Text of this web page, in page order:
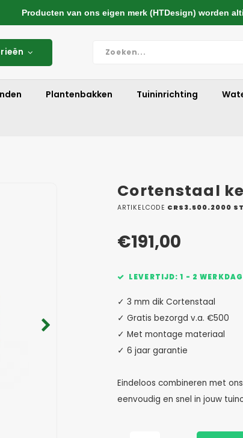
Plantenbakken Tuininrichting
Cortenstaal
ARTIKELCODE CRS3.500.2000
€191,00
LEVERTIJD: 1 - 2
✓ 3 mm dik Cortenstaal
✓ Gratis bezorgd v.a. €500
✓ Met montage materiaal
✓ 6 jaar garantie
Eindeloos combineren met
eenvoudig en snel in jouw
Producten van ons eigen merk (HTDesign) worden